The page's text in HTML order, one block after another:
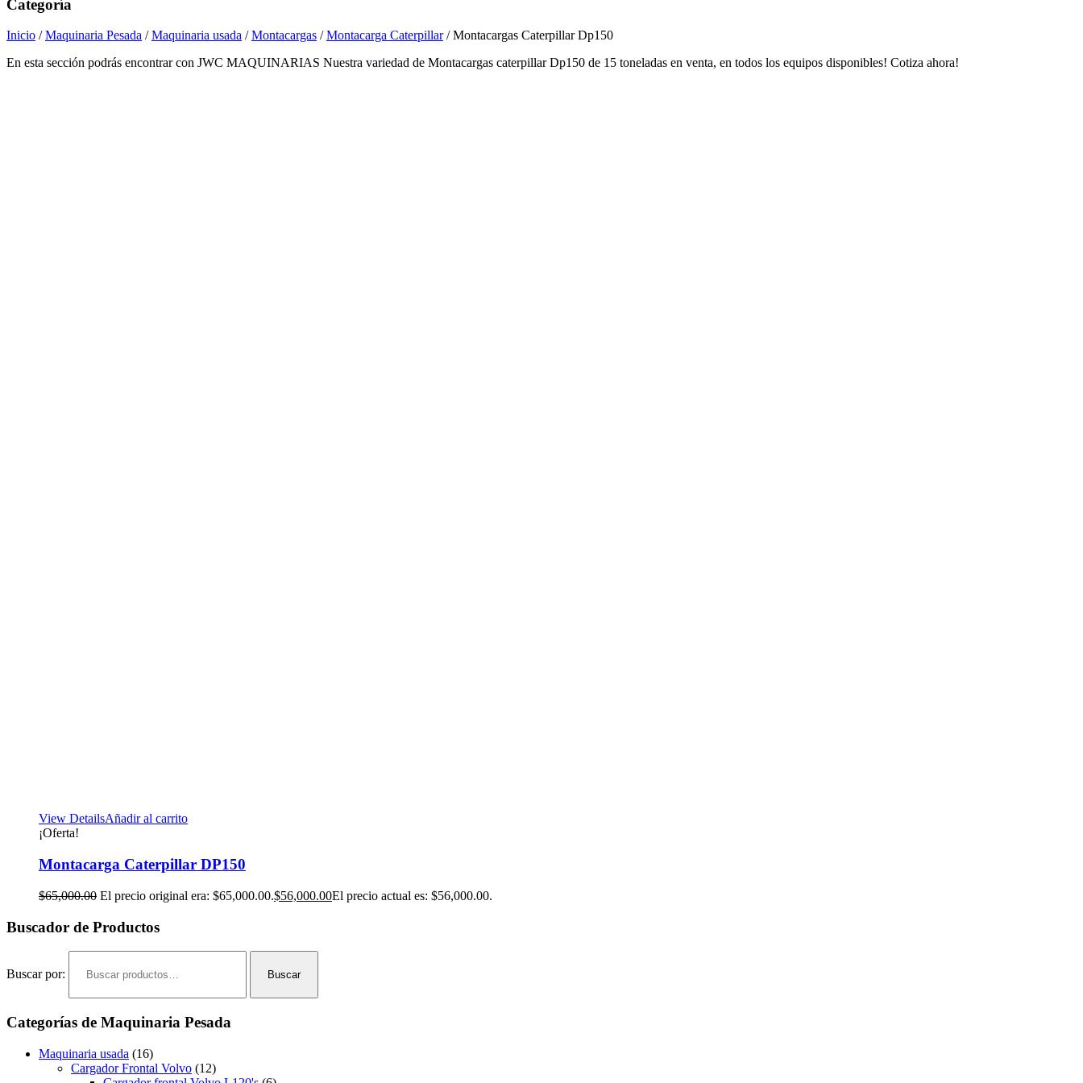
Categoría
Inicio /Maquinaria Pesada /Maquinaria usada /Montacargas /Montacarga Caterpillar/ Montacargas Caterpillar Dp150
En esta sección podrás encontrar con JWC MAQUINARIAS Nuestra variedad de Montacargas caterpillar Dp150 de 15 toneladas en venta, en todos los equipos disponibles! Cotiza ahora!
View DetailsAñadir al carrito
¡Oferta!
Montacarga Caterpillar DP150
$65,000.00 El precio original era: $65,000.00.$56,000.00El precio actual es: $56,000.00.
Buscador de Productos
Buscar por: Buscar
Categorías de Maquinaria Pesada
Maquinaria usada (16)
Cargador Frontal Volvo (12)